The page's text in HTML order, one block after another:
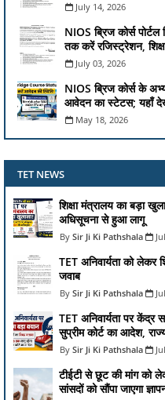
July 14, 2026
NIOS ब्रिज कोर्स
तक करें रजिस्ट्रेशन,
July 03, 2026
NIOS ब्रिज कोर्स के
आवेदन का स्टेटस; यहाँ
May 18, 2026
TET NEWS
शिक्षा मंत्रालय का बड़ा
अधिसूचना से हुआ लागू
Sir Ji Ki Pathshala
TET अनिवार्यता को लेकर
जवाब
Sir Ji Ki Pathshala
TET अनिवार्यता पर केंद्र
सुप्रीम कोर्ट का आदेश,
Sir Ji Ki Pathshala
टीईटी से छूट की मांग को
सांसदों को सौंपा जाएगा